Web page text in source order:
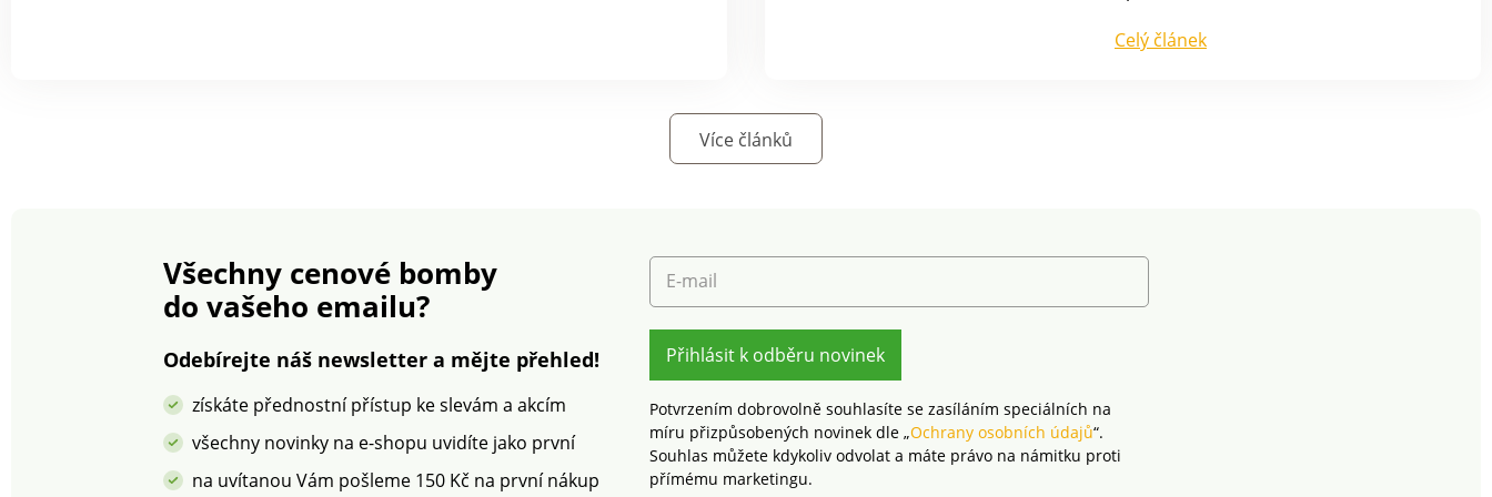
Celý článek
Více článků
Všechny cenové bomby
do vašeho emailu?
Odebírejte náš newsletter a mějte přehled!
získáte přednostní přístup ke slevám a akcím
všechny novinky na e-shopu uvidíte jako první
na uvítanou Vám pošleme 150 Kč na první nákup
E-mail
Přihlásit k odběru novinek
Potvrzením dobrovolně souhlasíte se zasíláním speciálních na
míru přizpůsobených novinek dle „Ochrany osobních údajů“.
Souhlas můžete kdykoliv odvolat a máte právo na námitku proti
přímému marketingu.